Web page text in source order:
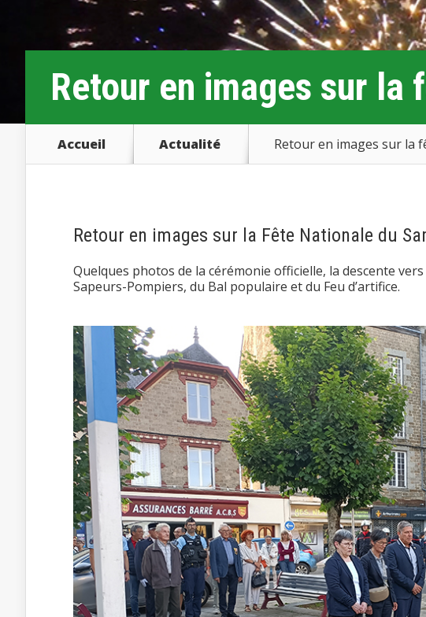
Retour en images sur
Accueil Actualité Retour en images sur la
Retour en images sur la Fête Nationale du
Quelques photos de la cérémonie officielle, la descente
Sapeurs-Pompiers, du Bal populaire et du Feu d’artifice.